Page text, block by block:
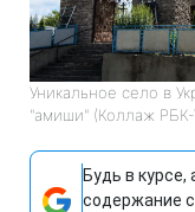
Уникальное село в
"амиши" (Коллаж РБК-
Будь в
содержание